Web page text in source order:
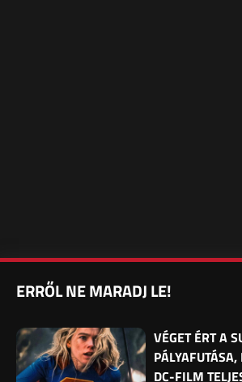
ERRŐL NE MARADJ LE!
VÉGET ÉRT A
PÁLYAFUTÁSA,
DC-FILM